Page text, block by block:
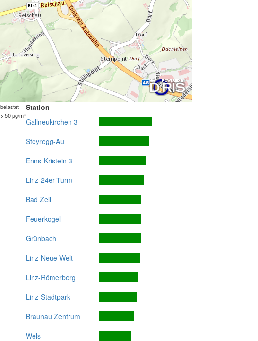
belastet
> 50 µg/m³
Station
Gallneukirchen 3
Steyregg-Au
Enns-Kristein 3
Linz-24er-Turm
Bad Zell
Feuerkogel
Grünbach
Linz-Neue Welt
Linz-Römerberg
Linz-Stadtpark
Braunau Zentrum
Wels